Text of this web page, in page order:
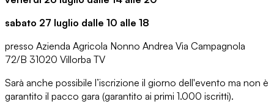
sabato 27 luglio dalle 10 alle 18
presso Azienda Agricola Nonno Andrea Via Campagnola
72/B 31020 Villorba TV
Sarà anche possibile l’iscrizione il giorno dell'evento ma non è
garantito il pacco gara (garantito ai primi 1.000 iscritti).